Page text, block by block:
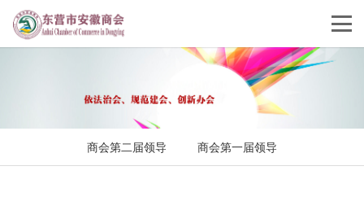
商会第二届领导 商会第一届领导